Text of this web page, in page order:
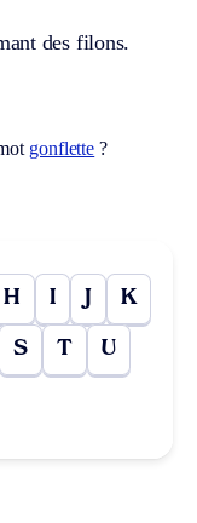
des filons.
gonflette ?
H I J K
S T U